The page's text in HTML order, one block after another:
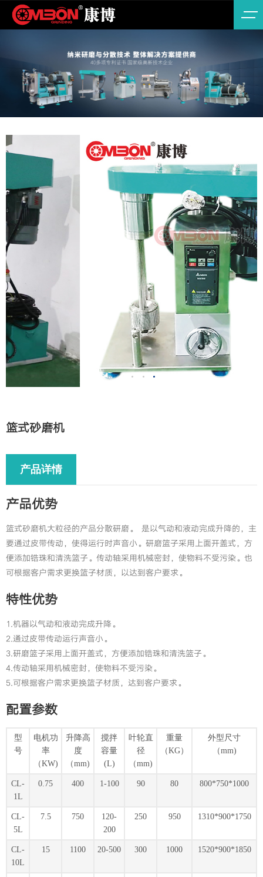
ABOUT
US
了解康博机械
公司简
介
见证我们前进的脚
涂料/
油墨/
色浆
陶瓷
材
料/5G/MLCC
电池
材料
纳米
新材
食品/
医药/
化妆
品
农药/
农化/
产品
篮式砂磨机
产品详情
产品优势
篮式砂磨机大粒径的产品分散研磨。 是以气动和液动完成升降的，主
要通过皮带传动，使得运行时声音小。研磨篮子采用上面开盖式，方
便添加锆珠和清洗篮子。传动轴采用机械密封，使物料不受污染。也
可根据客户需求更换篮子材质，以达到客户要求。
特性优势
1.机器以气动和液动完成升降。
2.通过皮带传动运行声音小。
3.研磨篮子采用上面开盖式，方便添加锆珠和清洗篮子。
4.传动轴采用机械密封，使物料不受污染。
5.可根据客户需求更换篮子材质，达到客户要求。
配置参数
型
号
电机功
率
（KW)
升降高
度
（mm)
搅拌
容量
(L)
叶轮直
径
（mm)
重量
（KG）
外型尺寸
（mm)
CL-
1L
0.75 400 1-100 90 80 800*750*1000
CL-
5L
7.5 750
120-
200
250 950 1310*900*1750
CL-
10L
15 1100 20-500 300 1000 1520*900*1850